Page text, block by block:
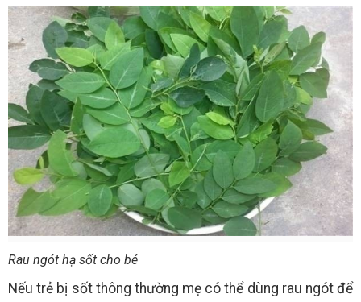
Rau ngót hạ sốt cho bé
Nếu trẻ bị sốt thông thường mẹ có thể dùng rau ngót để